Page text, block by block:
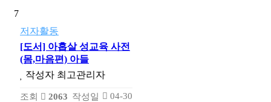
7
저자활동
[도서] 아홉살 성교육 사전
(몸,마음편) 아들
작성자 최고관리자
조회 2063 작성일 04-30